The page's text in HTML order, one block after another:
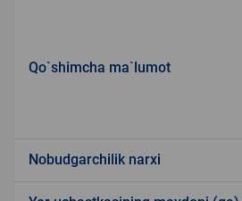
Qo`shimcha ma`lumot
Nobudgarchilik narxi